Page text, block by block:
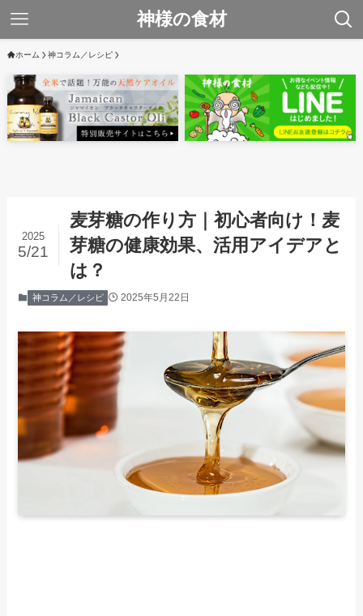
神様の食材
ホーム 神コラム／レシピ
麦芽糖の作り方｜初心者向け！麦
芽糖の健康効果、活用アイデアと
は？
2025
5/21
神コラム／レシピ 2025年5月22日